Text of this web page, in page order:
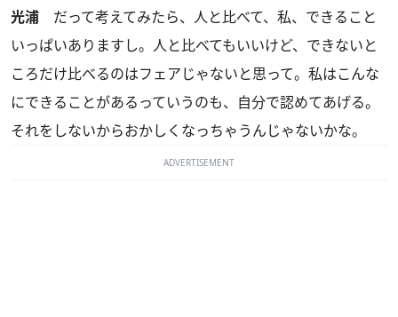
光浦 だって考えてみたら、人と比べて、私、できること
いっぱいありますし。人と比べてもいいけど、できないと
ころだけ比べるのはフェアじゃないと思って。私はこんな
にできることがあるっていうのも、自分で認めてあげる。
それをしないからおかしくなっちゃうんじゃないかな。
ADVERTISEMENT